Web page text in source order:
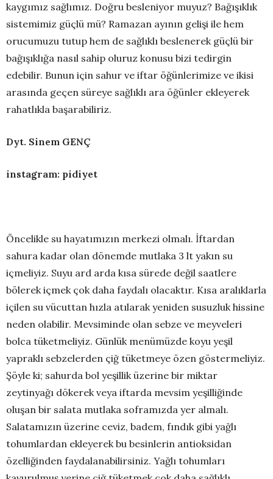
kaygımız sağlımız. Doğru besleniyor muyuz? Bağışıklık
sistemimiz güçlü mü? Ramazan ayının gelişi ile hem
orucumuzu tutup hem de sağlıklı beslenerek güçlü bir
bağışıklığa nasıl sahip oluruz konusu bizi tedirgin
edebilir. Bunun için sahur ve iftar öğünlerimize ve ikisi
arasında geçen süreye sağlıklı ara öğünler ekleyerek
rahatlıkla başarabiliriz.
Dyt. Sinem GENÇ
instagram: pidiyet
Öncelikle su hayatımızın merkezi olmalı. İftardan
sahura kadar olan dönemde mutlaka 3 lt yakın su
içmeliyiz. Suyu ard arda kısa sürede değil saatlere
bölerek içmek çok daha faydalı olacaktır. Kısa aralıklarla
içilen su vücuttan hızla atılarak yeniden susuzluk hissine
neden olabilir. Mevsiminde olan sebze ve meyveleri
bolca tüketmeliyiz. Günlük menümüzde koyu yeşil
yapraklı sebzelerden çiğ tüketmeye özen göstermeliyiz.
Şöyle ki; sahurda bol yeşillik üzerine bir miktar
zeytinyağı dökerek veya iftarda mevsim yeşilliğinde
oluşan bir salata mutlaka soframızda yer almalı.
Salatamızın üzerine ceviz, badem, fındık gibi yağlı
tohumlardan ekleyerek bu besinlerin antioksidan
özelliğinden faydalanabilirsiniz. Yağlı tohumları